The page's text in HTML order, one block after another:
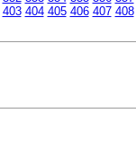
403 404 405 406 407 408